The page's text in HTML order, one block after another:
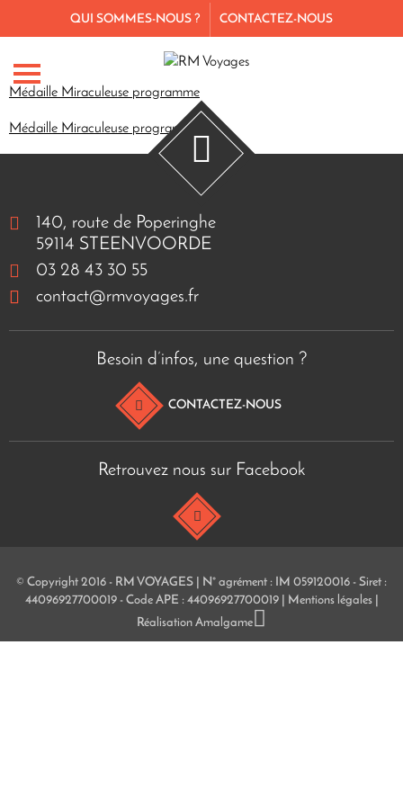
QUI SOMMES-NOUS ? CONTACTEZ-NOUS
Médaille Miraculeuse programme
Médaille Miraculeuse programme
140, route de Poperinghe
59114 STEENVOORDE
03 28 43 30 55
contact@rmvoyages.fr
Besoin d’infos, une question ?
CONTACTEZ-NOUS
Retrouvez nous sur Facebook
© Copyright 2016 - RM VOYAGES | N° agrément : IM 059120016 - Siret :
44096927700019 - Code APE : 44096927700019 |
Mentions légales|
Réalisation Amalgame